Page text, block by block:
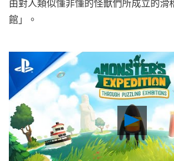
由對人類似懂非懂的怪獸們所成立的滑
館」。
Play
Video